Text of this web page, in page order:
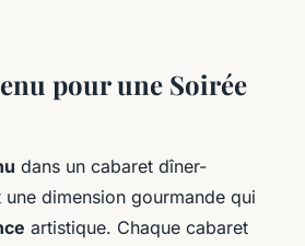
pour une Soirée
dans un cabaret dîner-
dimension gourmande qui
artistique. Chaque cabaret